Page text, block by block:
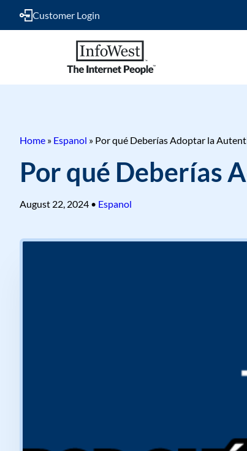
Customer Login
Home » Espanol » Por qué Deberías Adoptar la
Por qué Deberías
August 22, 2024 • Espanol